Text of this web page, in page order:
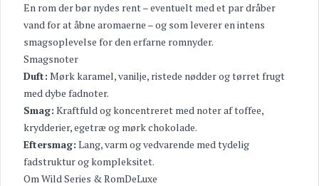
En rom der bør nydes rent – eventuelt med et par dråber
vand for at åbne aromaerne – og som leverer en intens
smagsoplevelse for den erfarne romnyder.
Smagsnoter
Duft: Mørk karamel, vanilje, ristede nødder og tørret frugt
med dybe fadnoter.
Smag: Kraftfuld og koncentreret med noter af toffee,
krydderier, egetræ og mørk chokolade.
Eftersmag: Lang, varm og vedvarende med tydelig
fadstruktur og kompleksitet.
Om Wild Series & RomDeLuxe